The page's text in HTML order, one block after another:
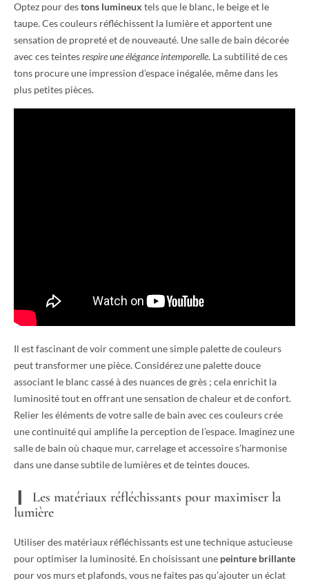
Optez pour destons lumineux tels que le blanc, le beige et le
taupe. Ces couleurs réfléchissent la lumière et apportent une
sensation de propreté et de nouveauté. Une salle de bain décorée
avec ces teintesrespire une élégance intemporelle. La subtilité de ces
tons procure une impression d’espace inégalée, même dans les
plus petites pièces.
Il est fascinant de voir comment une simple palette de couleurs
peut transformer une pièce. Considérez une palette douce
associant le blanc cassé à des nuances de grès ; cela enrichit la
luminosité tout en offrant une sensation de chaleur et de confort.
Relier les éléments de votre salle de bain avec ces couleurs crée
une continuité qui amplifie la perception de l’espace. Imaginez une
salle de bain où chaque mur, carrelage et accessoire s’harmonise
dans une danse subtile de lumières et de teintes douces.
Les matériaux réfléchissants pour maximiser la
lumière
Utiliser des matériaux réfléchissants est une technique astucieuse
pour optimiser la luminosité. En choisissant une peinture brillante
pour vos murs et plafonds, vous ne faites pas qu’ajouter un éclat